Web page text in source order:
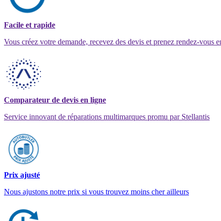
Facile et rapide
Vous créez votre demande, recevez des devis et prenez rendez-vous
Comparateur de devis en ligne
Service innovant de réparations multimarques promu par Stellantis
Prix ajusté
Nous ajustons notre prix si vous trouvez moins cher ailleurs